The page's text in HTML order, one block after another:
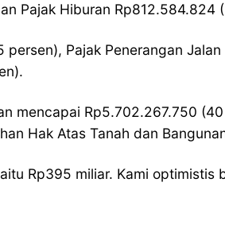
Pajak Hiburan Rp812.584.824
persen), Pajak Penerangan
mencapai Rp5.702.267.750
Hak Atas Tanah dan
Rp395 miliar. Kami optimistis